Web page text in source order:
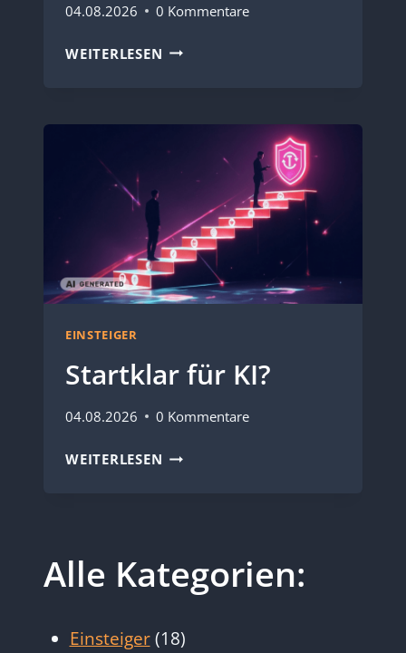
04.08.2026 0 Kommentare
WEITERLESEN FÜHRUNG
EINSTEIGER
Startklar für KI?
04.08.2026 0 Kommentare
WEITERLESEN STARTKLAR
Alle Kategorien:
Einsteiger(18)